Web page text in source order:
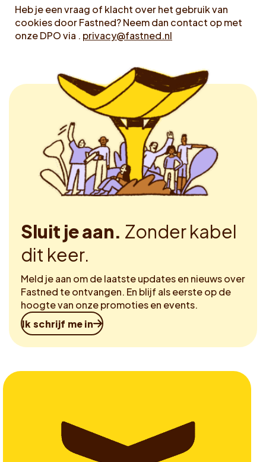
Heb je een vraag of klacht over het gebruik van
cookies door Fastned? Neem dan contact op met
onze DPO via . privacy@fastned.nl
Sluit je aan. Zonder kabel
dit keer.
Meld je aan om de laatste updates en nieuws over
Fastned te ontvangen. En blijf als eerste op de
hoogte van onze promoties en events.
Ik schrijf me in